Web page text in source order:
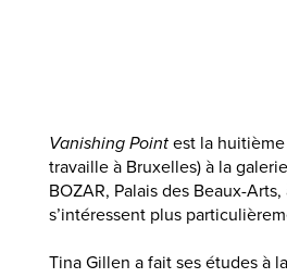
Vanishing Point est la
travaille à Bruxelles) à la
BOZAR, Palais des Beaux-
s’intéressent plus
Tina Gillen a fait ses études à